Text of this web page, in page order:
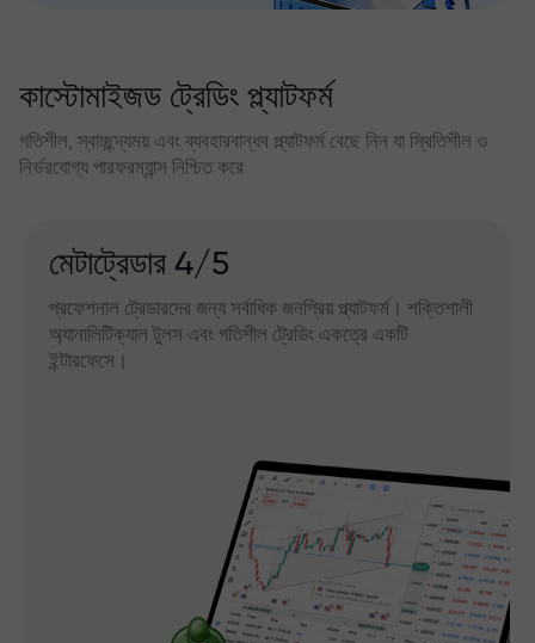
কাস্টোমাইজড ট্রেডিং প্ল্যাটফর্ম
গতিশীল, স্বাচ্ছন্দ্যময় এবং ব্যবহারবান্ধব প্ল্যাটফর্ম বেছে নিন যা স্থিতিশীল ও
নির্ভরযোগ্য পারফরম্যান্স নিশ্চিত করে
মেটাট্রেডার 4/5
প্রফেশনাল ট্রেডারদের জন্য সর্বাধিক জনপ্রিয় প্ল্যাটফর্ম। শক্তিশালী
অ্যানালিটিক্যাল টুলস এবং গতিশীল ট্রেডিং একত্রে একটি
ইন্টারফেসে।